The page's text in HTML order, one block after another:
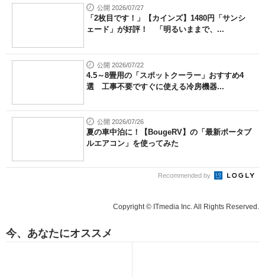
公開 2026/07/27
「2枚目です！」【カインズ】1480円「サンシ
ェード」が好評！ 「明るいままで、...
公開 2026/07/22
4.5～8畳用の「スポットクーラー」おすすめ4
選 工事不要ですぐに使える冷房機器...
公開 2026/07/26
夏の車中泊に！【BougeRV】の「最新ポータブ
ルエアコン」を使ってみた
Recommended by
Copyright © ITmedia Inc. All Rights Reserved.
今、あなたにオススメ